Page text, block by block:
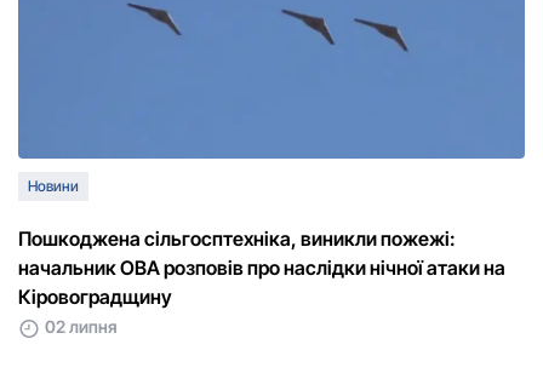
Новини
Пошкоджена сільгосптехніка, виникли пожежі:
начальник ОВА розповів про наслідки нічної атаки на
Кіровоградщину
02 липня